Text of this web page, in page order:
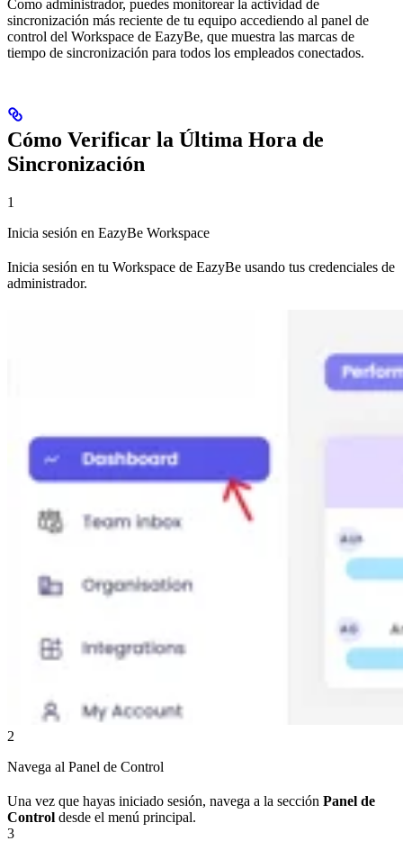
Como administrador, puedes monitorear la actividad de
sincronización más reciente de tu equipo accediendo al panel de
control del Workspace de EazyBe, que muestra las marcas de
tiempo de sincronización para todos los empleados conectados.
Cómo Verificar la Última Hora de
Sincronización
1
Inicia sesión en EazyBe Workspace
Inicia sesión en tu Workspace de EazyBe usando tus credenciales de
administrador.
2
Navega al Panel de Control
Una vez que hayas iniciado sesión, navega a la sección Panel de
Control desde el menú principal.
3